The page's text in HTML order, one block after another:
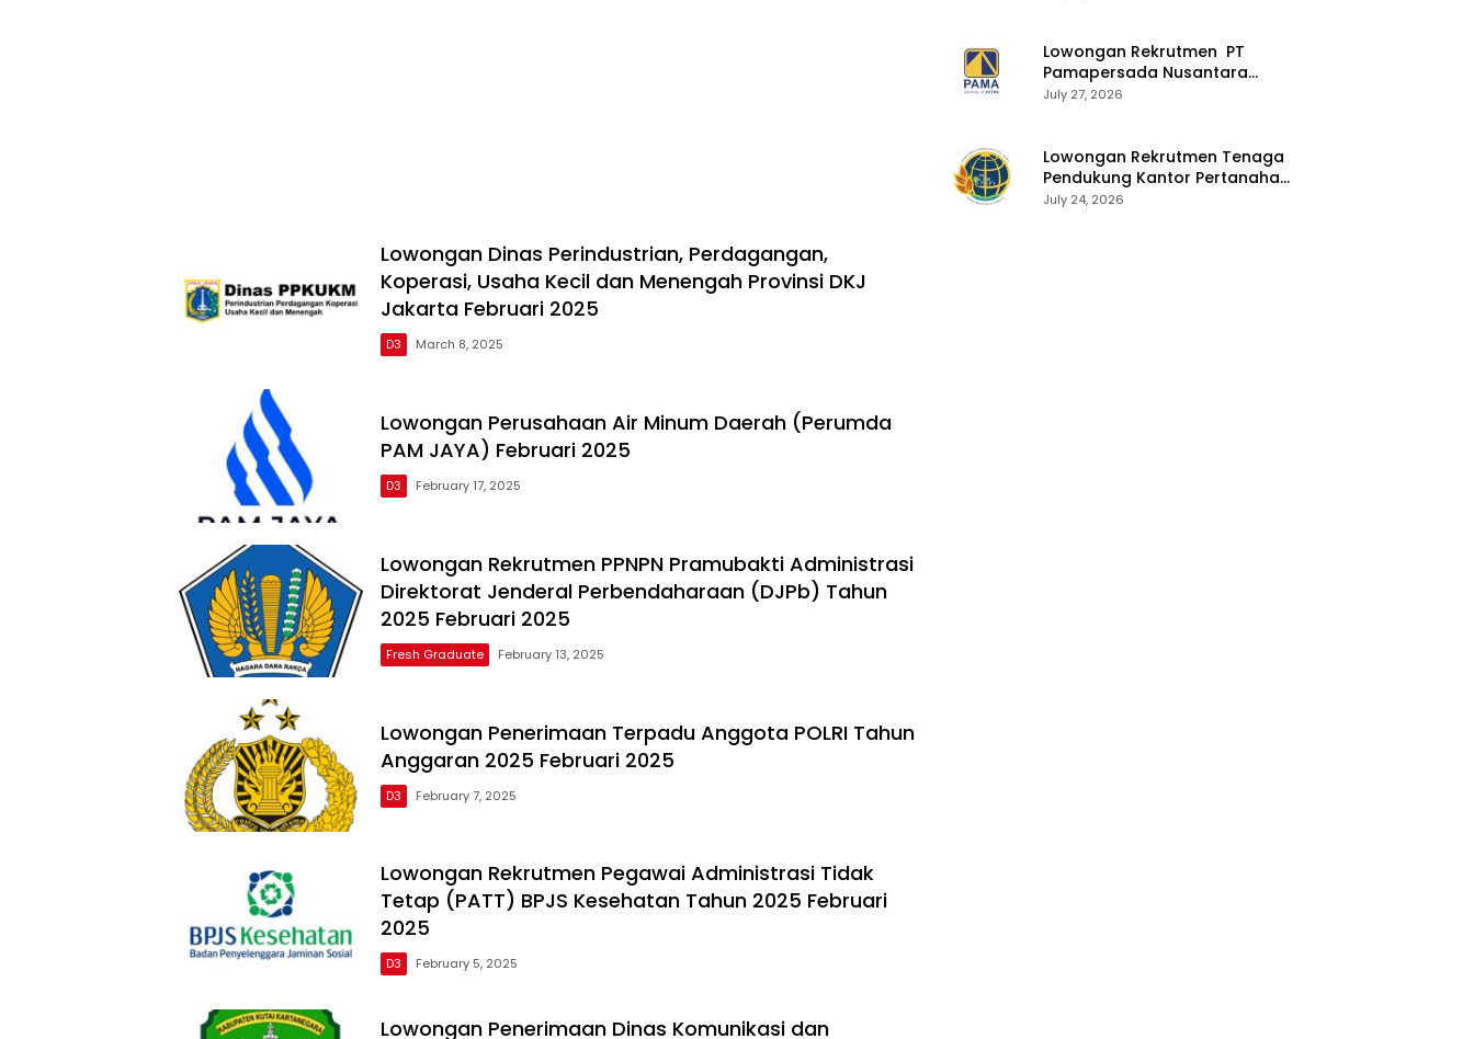
Lowongan Dinas Perindustrian, Perdagangan,
Koperasi, Usaha Kecil dan Menengah Provinsi DKJ
Jakarta Februari 2025
D3 March 8, 2025
Lowongan Perusahaan Air Minum Daerah (Perumda
PAM JAYA) Februari 2025
D3 February 17, 2025
Lowongan Rekrutmen PPNPN Pramubakti Administrasi
Direktorat Jenderal Perbendaharaan (DJPb) Tahun
2025 Februari 2025
Fresh Graduate February 13, 2025
Lowongan Penerimaan Terpadu Anggota POLRI Tahun
Anggaran 2025 Februari 2025
D3 February 7, 2025
Lowongan Rekrutmen Pegawai Administrasi Tidak
Tetap (PATT) BPJS Kesehatan Tahun 2025 Februari
2025
D3 February 5, 2025
Lowongan Penerimaan Dinas Komunikasi dan
Lowongan Rekrutmen PT
Pamapersada Nusantara
(PAMA) 2026
July 27, 2026
Lowongan Rekrutmen Tenaga
Pendukung Kantor Pertanahan
2026
July 24, 2026